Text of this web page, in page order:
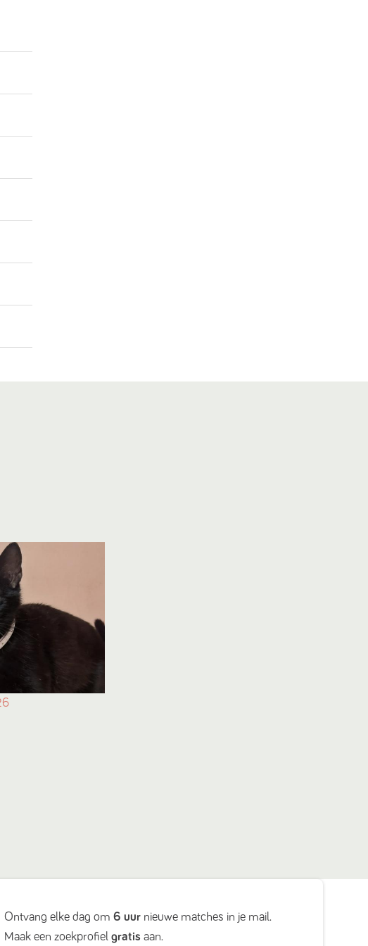
Ontvang elke dag om6 uur nieuwe matches in je mail.
Maak een zoekprofielgratis aan.